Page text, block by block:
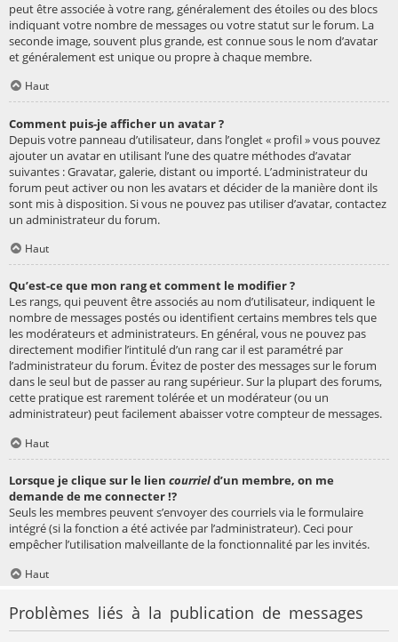
peut être associée à votre rang, généralement des étoiles ou des blocs
indiquant votre nombre de messages ou votre statut sur le forum. La
seconde image, souvent plus grande, est connue sous le nom d’avatar
et généralement est unique ou propre à chaque membre.
Haut
Comment puis-je afficher un avatar ?
Depuis votre panneau d’utilisateur, dans l’onglet « profil » vous pouvez
ajouter un avatar en utilisant l’une des quatre méthodes d’avatar
suivantes : Gravatar, galerie, distant ou importé. L’administrateur du
forum peut activer ou non les avatars et décider de la manière dont ils
sont mis à disposition. Si vous ne pouvez pas utiliser d’avatar, contactez
un administrateur du forum.
Haut
Qu’est-ce que mon rang et comment le modifier ?
Les rangs, qui peuvent être associés au nom d’utilisateur, indiquent le
nombre de messages postés ou identifient certains membres tels que
les modérateurs et administrateurs. En général, vous ne pouvez pas
directement modifier l’intitulé d’un rang car il est paramétré par
l’administrateur du forum. Évitez de poster des messages sur le forum
dans le seul but de passer au rang supérieur. Sur la plupart des forums,
cette pratique est rarement tolérée et un modérateur (ou un
administrateur) peut facilement abaisser votre compteur de messages.
Haut
Lorsque je clique sur le lien courrield’un membre, on me
demande de me connecter !?
Seuls les membres peuvent s’envoyer des courriels via le formulaire
intégré (si la fonction a été activée par l’administrateur). Ceci pour
empêcher l’utilisation malveillante de la fonctionnalité par les invités.
Haut
Problèmes liés à la publication de messages